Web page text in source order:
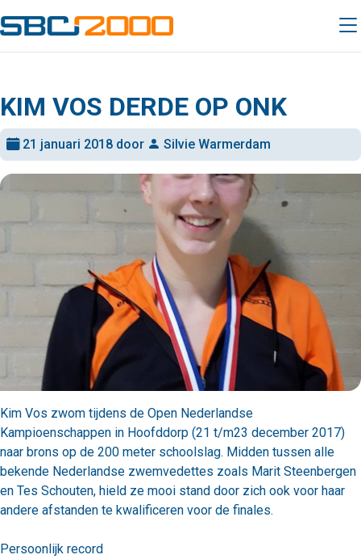
KIM VOS DERDE OP ONK
21 januari 2018 door Silvie Warmerdam
Kim Vos zwom tijdens de Open Nederlandse
Kampioenschappen in Hoofddorp (21 t/m23 december 2017)
naar brons op de 200 meter schoolslag. Midden tussen alle
bekende Nederlandse zwemvedettes zoals Marit Steenbergen
en Tes Schouten, hield ze mooi stand door zich ook voor haar
andere afstanden te kwalificeren voor de finales.
Persoonlijk record